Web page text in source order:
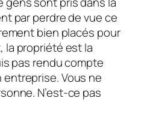
par perdre de vue ce
bien placés pour
la propriété est la
pas rendu compte
Vous ne
N’est-ce pas